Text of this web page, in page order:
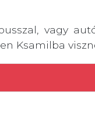
vagy
Ksamilba